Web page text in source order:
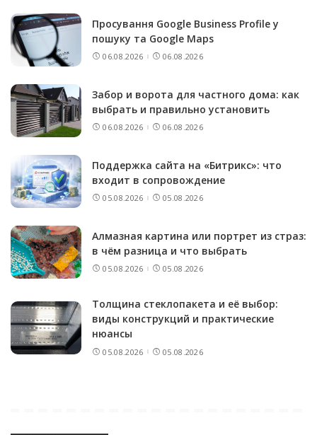
Просування Google Business Profile у
пошуку та Google Maps
06.08.2026 06.08.2026
Забор и ворота для частного дома: как
выбрать и правильно установить
06.08.2026 06.08.2026
Поддержка сайта на «Битрикс»: что
входит в сопровождение
05.08.2026 05.08.2026
Алмазная картина или портрет из страз:
в чём разница и что выбрать
05.08.2026 05.08.2026
Толщина стеклопакета и её выбор:
виды конструкций и практические
нюансы
05.08.2026 05.08.2026